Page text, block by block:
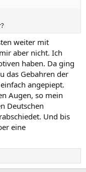
weiter mit
aber nicht. Ich
haben. Da ging
das Gebahren der
angepiept.
Augen, so mein
Deutschen
Und bis
eine